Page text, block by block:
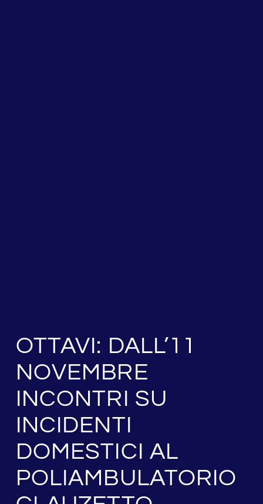
OTTAVI: DALL’11
NOVEMBRE
INCONTRI SU
INCIDENTI
DOMESTICI AL
POLIAMBULATORIO